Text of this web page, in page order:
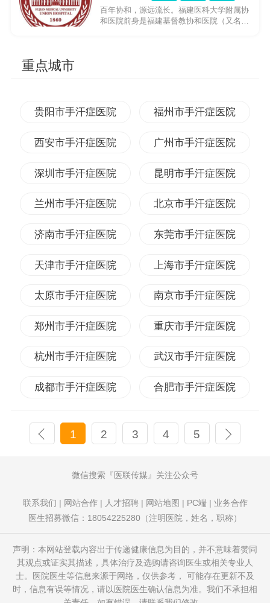
百年协和，源远流长。福建医科大学附属协
和医院前身是福建基督教协和医院（又名
重点城市
贵阳市手汗症医院 福州市手汗症医院
西安市手汗症医院 广州市手汗症医院
深圳市手汗症医院 昆明市手汗症医院
兰州市手汗症医院 北京市手汗症医院
济南市手汗症医院 东莞市手汗症医院
天津市手汗症医院 上海市手汗症医院
太原市手汗症医院 南京市手汗症医院
郑州市手汗症医院 重庆市手汗症医院
杭州市手汗症医院 武汉市手汗症医院
成都市手汗症医院 合肥市手汗症医院
1 2 3 4 5
微信搜索 医联传媒 关注公众号
联系我们 | 网站合作| 人才招聘| 网站地图 | PC端| 业务合作
医生招募微信：18054225280（注明医院，姓名，职称）
声明：本网站登载内容出于传递健康信息为目的，并不意味着赞同
其观点或证实其描述，具体治疗及选购请咨询医生或相关专业人
士。医院医生等信息来源于网络，仅供参考， 可能存在更新不及
时，信息有误等情况，请以医院医生确认信息为准。我们不承担相